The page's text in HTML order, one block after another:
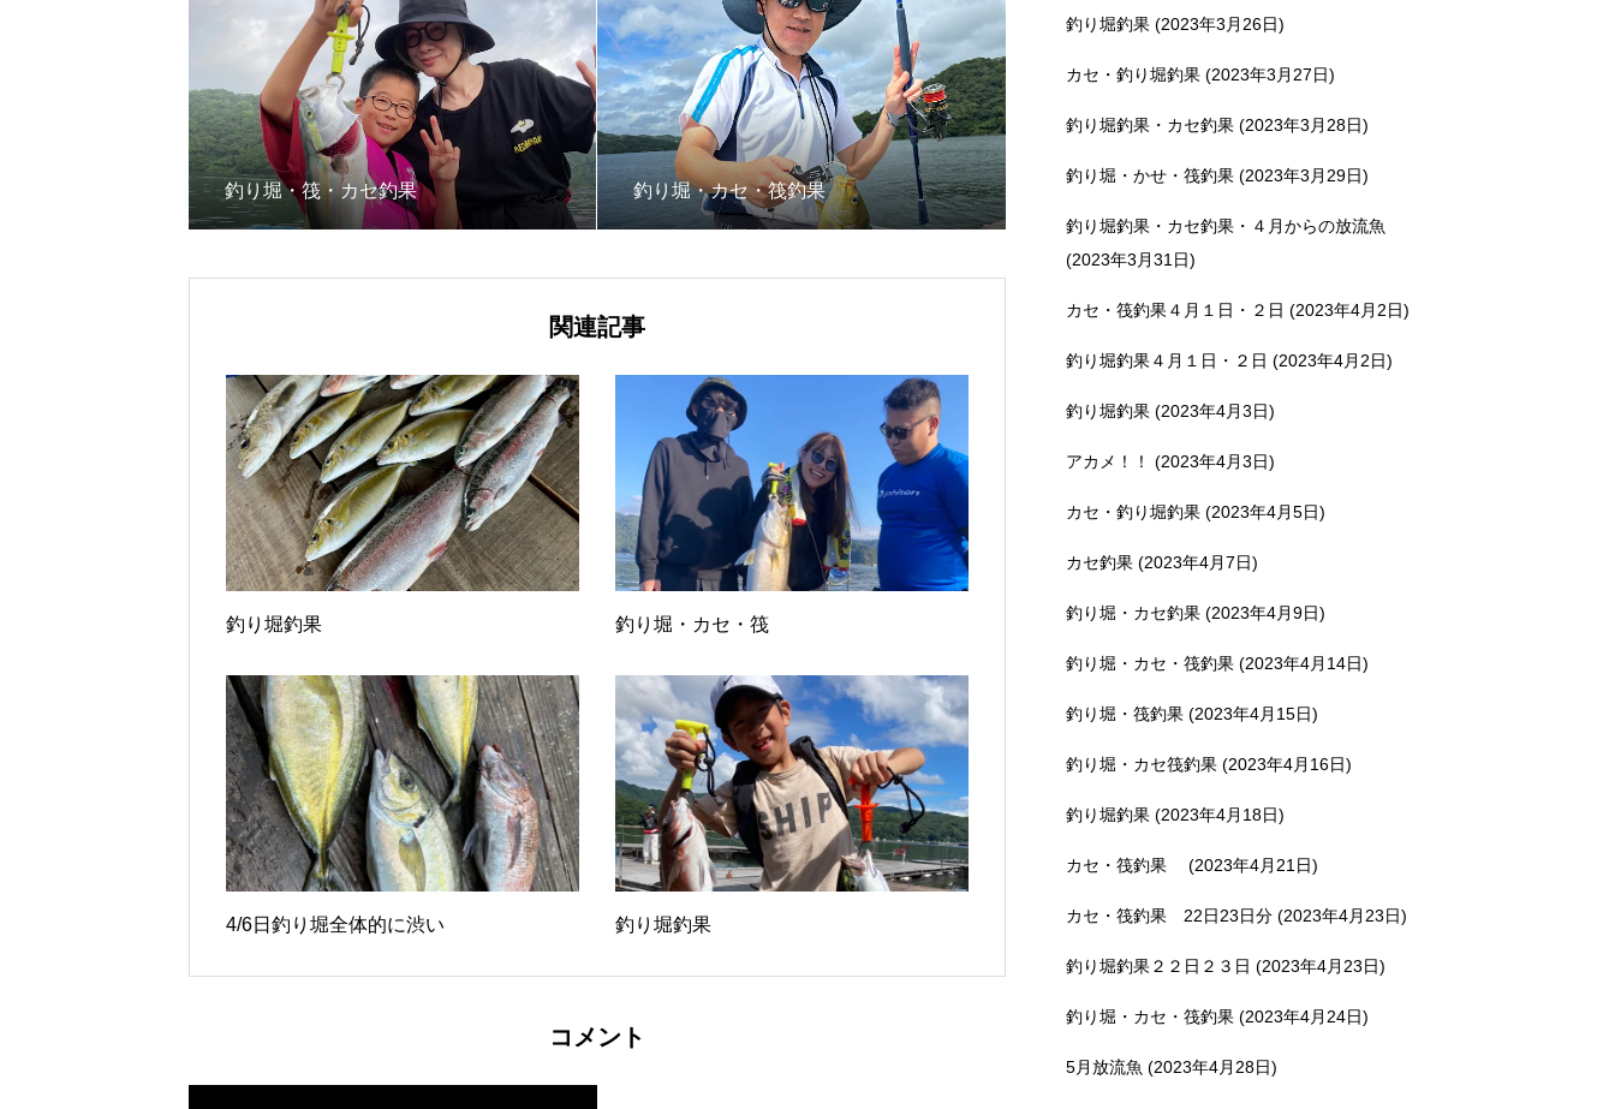
釣り堀・筏・カセ釣果 釣り堀・カセ・筏釣果
関連記事
釣り堀釣果 釣り堀・カセ・筏
4/6日釣り堀全体的に渋い 釣り堀釣果
コメント
釣り堀釣果 (2023年3月26日)
カセ・釣り堀釣果 (2023年3月27日)
釣り堀釣果・カセ釣果 (2023年3月28日)
釣り堀・かせ・筏釣果 (2023年3月29日)
釣り堀釣果・カセ釣果・４月からの放流魚
(2023年3月31日)
カセ・筏釣果４月１日・２日 (2023年4月2日)
釣り堀釣果４月１日・２日 (2023年4月2日)
釣り堀釣果 (2023年4月3日)
アカメ！！ (2023年4月3日)
カセ・釣り堀釣果 (2023年4月5日)
カセ釣果 (2023年4月7日)
釣り堀・カセ釣果 (2023年4月9日)
釣り堀・カセ・筏釣果 (2023年4月14日)
釣り堀・筏釣果 (2023年4月15日)
釣り堀・カセ筏釣果 (2023年4月16日)
釣り堀釣果 (2023年4月18日)
カセ・筏釣果 (2023年4月21日)
カセ・筏釣果 22日23日分 (2023年4月23日)
釣り堀釣果２２日２３日 (2023年4月23日)
釣り堀・カセ・筏釣果 (2023年4月24日)
5月放流魚 (2023年4月28日)